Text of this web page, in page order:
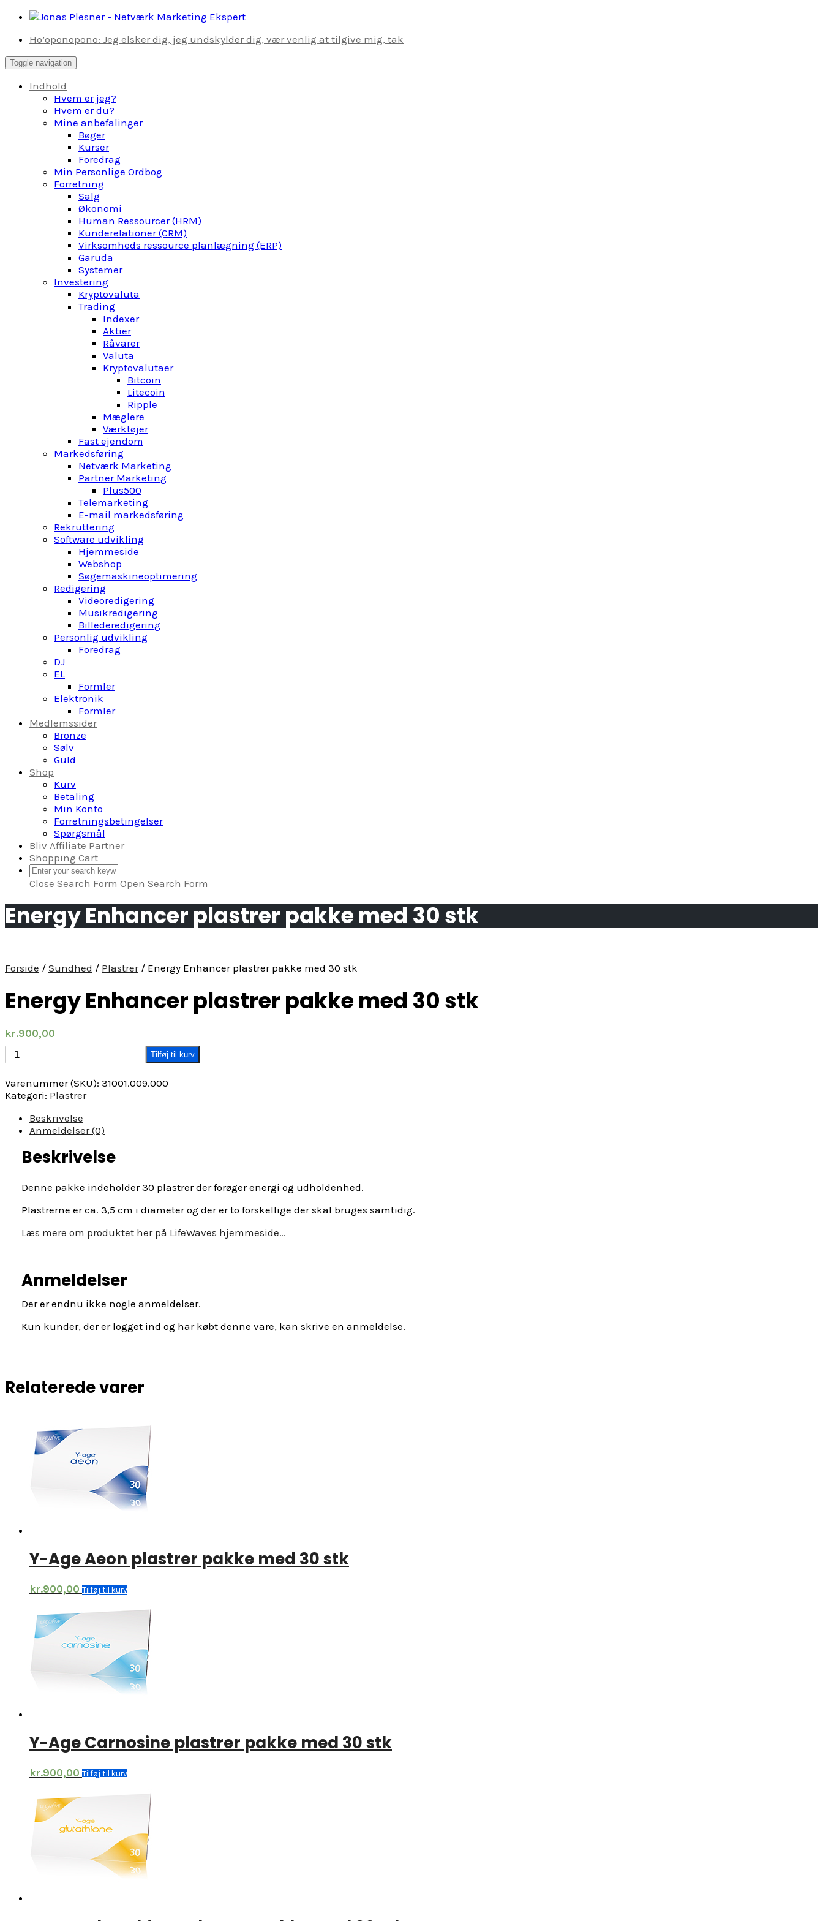
Skip
contentHo’oponopono: Jeg elsker dig, jeg undskylder dig, vær venlig at tilgive mig, tak
Toggle navigation
Indhold
Hvem er jeg?
Hvem er du?
Mine anbefalinger
Bøger
Kurser
Foredrag
Min Personlige Ordbog
Forretning
Salg
Økonomi
Human Ressourcer (HRM)
Kunderelationer (CRM)
Virksomheds ressource planlægning (ERP)
Garuda
Systemer
Investering
Kryptovaluta
Trading
Indexer
Aktier
Råvarer
Valuta
Kryptovalutaer
Bitcoin
Litecoin
Ripple
Mæglere
Værktøjer
Fast ejendom
Markedsføring
Netværk Marketing
Partner Marketing
Plus500
Telemarketing
E-mail markedsføring
Rekruttering
Software udvikling
Hjemmeside
Webshop
Søgemaskineoptimering
Redigering
Videoredigering
Musikredigering
Billederedigering
Personlig udvikling
Foredrag
DJ
EL
Formler
Elektronik
Formler
Medlemssider
Bronze
Sølv
Guld
Shop
Kurv
Betaling
Min Konto
Forretningsbetingelser
Spørgsmål
Bliv Affiliate Partner
Shopping Cart
Close Search Form Open Search Form
Energy Enhancer plastrer pakke med 30 stk
Forside / Sundhed / Plastrer/ Energy Enhancer plastrer pakke med 30 stk
Energy Enhancer plastrer pakke med 30 stk
kr.900,00
Enhancer
pakke
med
stk
antal
Tilføj til kurv
Varenummer (SKU): 31001.009.000
Kategori: Plastrer
Beskrivelse
Anmeldelser (0)
Beskrivelse
Denne pakke indeholder 30 plastrer der forøger energi og udholdenhed.
Plastrerne er ca. 3,5 cm i diameter og der er to forskellige der skal bruges samtidig.
Læs mere om produktet her på LifeWaves hjemmeside…
Anmeldelser
Der er endnu ikke nogle anmeldelser.
Kun kunder, der er logget ind og har købt denne vare, kan skrive en anmeldelse.
Relaterede varer
Y-Age Aeon plastrer pakke med 30 stk
kr.900,00 Tilføj til kurv
Y-Age Carnosine plastrer pakke med 30 stk
kr.900,00 Tilføj til kurv